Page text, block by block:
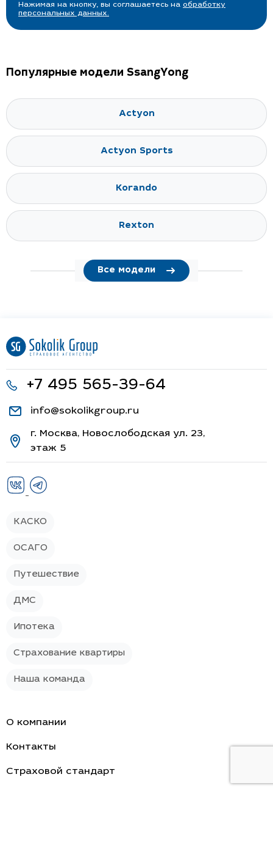
Нажимая на кнопку, вы соглашаетесь на обработку
персональных данных.
Популярные модели SsangYong
Actyon
Actyon Sports
Korando
Rexton
Все модели
+7 495 565-39-64
info@sokolikgroup.ru
г. Москва, Новослободская ул. 23,
этаж 5
КАСКО
ОСАГО
Путешествие
ДМС
Ипотека
Страхование квартиры
Наша команда
О компании
Контакты
Страховой стандарт